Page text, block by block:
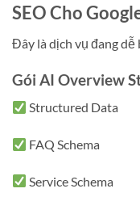
SEO Cho
Đây là dịch vụ đang dễ
Gói AI Overview
Structured Data
FAQ Schema
Service Schema